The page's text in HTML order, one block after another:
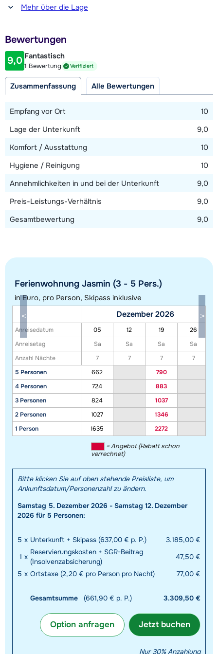
Entfernung zum(r) Restaurant oder zur Bar
350 Meter
2,4 Kilometer (über den Skilift)
Entfernung zum Skilift
2,4 Kilometer (Horbegrbahn)
Entfernung zur Skibushaltestelle
Alle Unterkünfte in diesem Gebiet anzeigen
Diese Karte zeigt eine Indikation der Lage unserer Unterkünfte. Die genaue
Lage kann jedoch abweichen.
Mehr über die Lage
Bewertungen
9,0 Fantastisch
1 Bewertung Verifiziert
Zusammenfassung Alle Bewertungen
Empfang vor Ort
10
Lage der Unterkunft
9,0
Komfort / Ausstattung
10
Hygiene / Reinigung
10
Annehmlichkeiten in und bei der Unterkunft
9,0
Preis-Leistungs-Verhältnis
9,0
Gesamtbewertung
9,0
Ferienwohnung Jasmin (3 - 5 Pers.)
in Euro, pro Person, Skipass inklusive
Anreisedatum
Anreisetag
Anzahl Nächte
5 Personen
4 Personen
3 Personen
2 Personen
1 Person
Dezember 2026
05 12 19
26
Sa
Sa Sa
Sa
7
7 7
7
662
790
724
883
824
1037
1027
1346
1635
2272
= Angebot (Rabatt schon
verrechnet)
Bitte klicken Sie auf oben stehende Preisliste, um
Ankunftsdatum/Personenzahl zu ändern.
Samstag 5. Dezember 2026 - Samstag 12. Dezember
2026 für 5 Personen:
5 x Unterkunft + Skipass (637,00 € p. P.)
3.185,00 €
1 x
Reservierungskosten + SGR-Beitrag
(Insolvenzabsicherung)
47,50 €
5 x Ortstaxe (2,20 € pro Person pro Nacht) 77,00 €
Gesamtsumme (661,90 € p. P.) 3.309,50 €
Jetzt buchen
Option anfragen
Nur 30% Anzahlung